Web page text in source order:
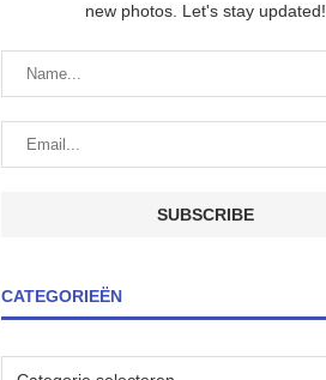
new photos. Let's stay updated!
CATEGORIEËN